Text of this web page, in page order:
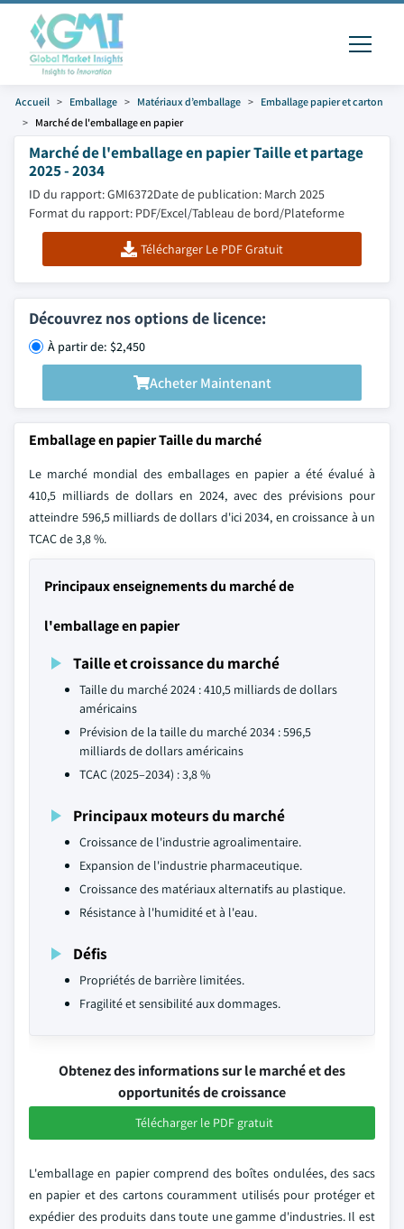
Accueil Emballage Matériaux d’emballage
Emballage papier et carton
Marché de l'emballage en papier
Marché de l'emballage en papier Taille et partage
2025 - 2034
ID du rapport: GMI6372Date de publication: March 2025
Format du rapport: PDF/Excel/Tableau de bord/Plateforme
Télécharger Le PDF Gratuit
Découvrez nos options de licence:
À partir de: $2,450
Acheter Maintenant
Emballage en papier Taille du marché
Le marché mondial des emballages en papier a été évalué à
410,5 milliards de dollars en 2024, avec des prévisions pour
atteindre 596,5 milliards de dollars d'ici 2034, en croissance à un
TCAC de 3,8 %.
Principaux enseignements du marché de
l'emballage en papier
Taille et croissance du marché
Taille du marché 2024 : 410,5 milliards de dollars
américains
Prévision de la taille du marché 2034 : 596,5
milliards de dollars américains
TCAC (2025–2034) : 3,8 %
Principaux moteurs du marché
Croissance de l'industrie agroalimentaire.
Expansion de l'industrie pharmaceutique.
Croissance des matériaux alternatifs au plastique.
Résistance à l'humidité et à l'eau.
Défis
Propriétés de barrière limitées.
Fragilité et sensibilité aux dommages.
Obtenez des informations sur le marché et des
opportunités de croissance
Télécharger le PDF gratuit
L'emballage en papier comprend des boîtes ondulées, des sacs
en papier et des cartons couramment utilisés pour protéger et
expédier des produits dans toute une gamme d'industries. Il est